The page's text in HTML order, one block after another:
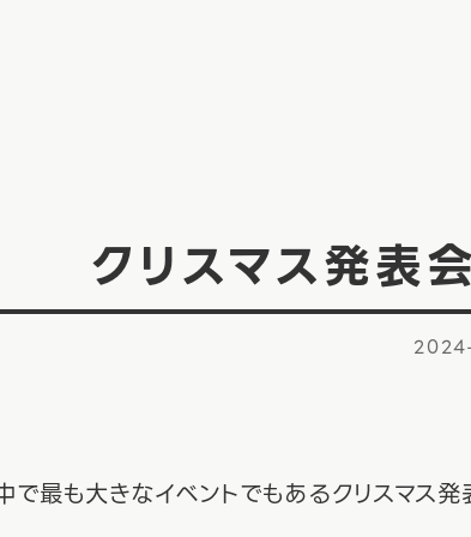
クリスマス発表
で最も大きなイベントでもあるクリスマス発